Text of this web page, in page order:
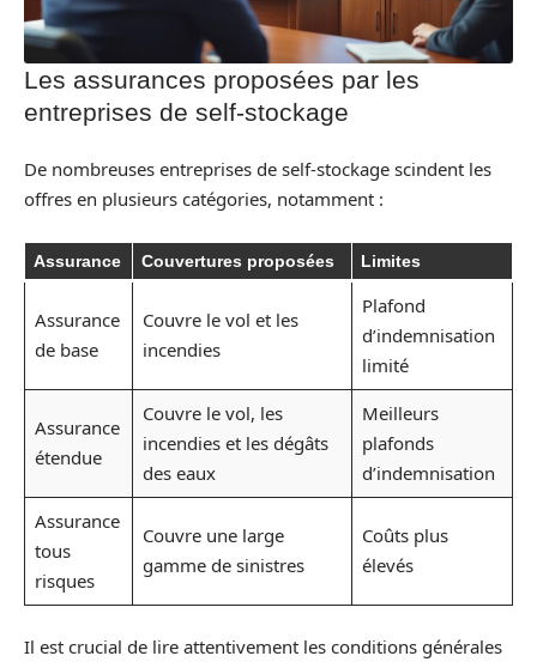
Les assurances proposées par les
entreprises de self-stockage
De nombreuses entreprises de self-stockage scindent les
offres en plusieurs catégories, notamment :
Assurance Couvertures proposées Limites
Assurance
de base
Couvre le vol et les
incendies
Plafond
d’indemnisation
limité
Assurance
étendue
Couvre le vol, les
incendies et les dégâts
des eaux
Meilleurs
plafonds
d’indemnisation
Assurance
tous
risques
Couvre une large
gamme de sinistres
Coûts plus
élevés
Il est crucial de lire attentivement les conditions générales